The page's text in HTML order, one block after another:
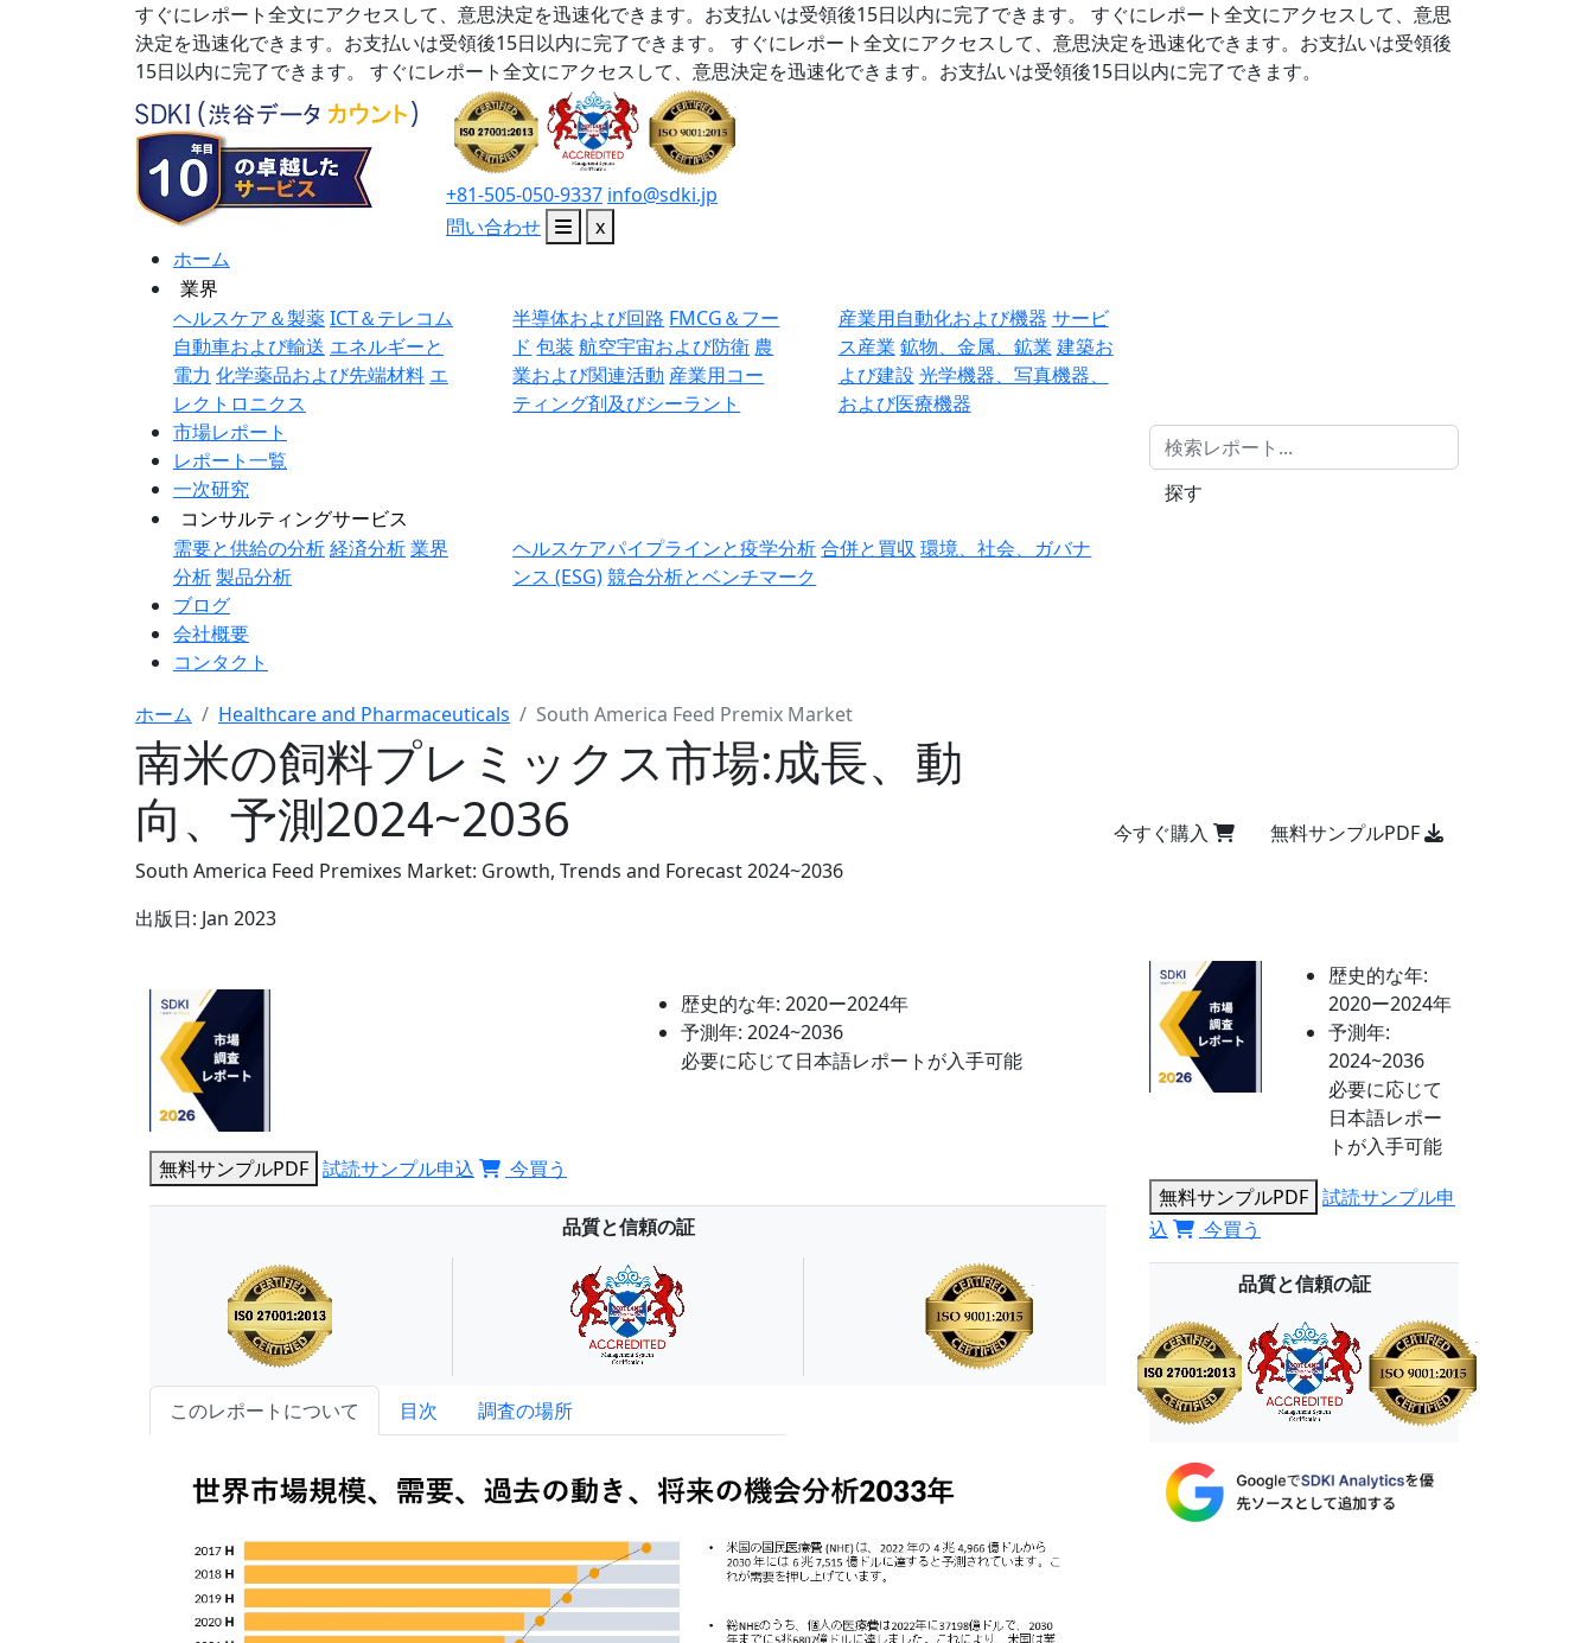
すぐにレポート全文にアクセスして、意思決定を迅速化できます。お支払いは受領後15日以内に完了できます。
すぐにレポート全文にアクセスして、意思
決定を迅速化できます。お支払いは受領後15日以内に完了できます。
すぐにレポート全文にアクセスして、意思決定を迅速化できます。お支払いは受領後
15日以内に完了できます。
すぐにレポート全文にアクセスして、意思決定を迅速化できます。お支払いは受領後15日以内に完了できます。
+81-505-050-9337 info@sdki.jp
問い合わせ
x
ホーム
業界
ヘルスケア＆製薬ICT＆テレコム
自動車および輸送 エネルギーと
電力 化学薬品および先端材料 エ
レクトロニクス
半導体および回路 FMCG＆フー
ド 包装 航空宇宙および防衛 農
業および関連活動 産業用コー
ティング剤及びシーラント
産業用自動化および機器 サービ
ス産業 鉱物、金属、鉱業 建築お
よび建設 光学機器、写真機器、
および医療機器
市場レポート
レポート一覧
一次研究
コンサルティングサービス
需要と供給の分析経済分析業界
分析製品分析
ヘルスケアパイプラインと疫学分析合併と買収 環境、社会、ガバナ
ンス (ESG)競合分析とベンチマーク
ブログ
会社概要
コンタクト
探す
ホーム Healthcare and Pharmaceuticals South America Feed Premix Market
南米の飼料プレミックス市場:成長、動
向、予測2024~2036
South America Feed Premixes Market: Growth, Trends and Forecast 2024~2036
出版日: Jan 2023
今すぐ購入 無料サンプルPDF
歴史的な年: 2020ー2024年
予測年: 2024~2036
必要に応じて日本語レポートが入手可能
無料サンプルPDF 試読サンプル申込 今買う
品質と信頼の証
このレポートについて 目次 調査の場所
歴史的な年:
2020ー2024年
予測年:
2024~2036
必要に応じて
日本語レポー
トが入手可能
無料サンプルPDF 試読サンプル申
込
今買う
品質と信頼の証